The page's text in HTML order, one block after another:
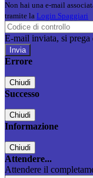
Non hai una e-mail
tramite la Login Spaggiari
E-mail inviata, si prega
Errore
Chiudi
Successo
Chiudi
Informazione
Chiudi
Attendere...
Attendere il